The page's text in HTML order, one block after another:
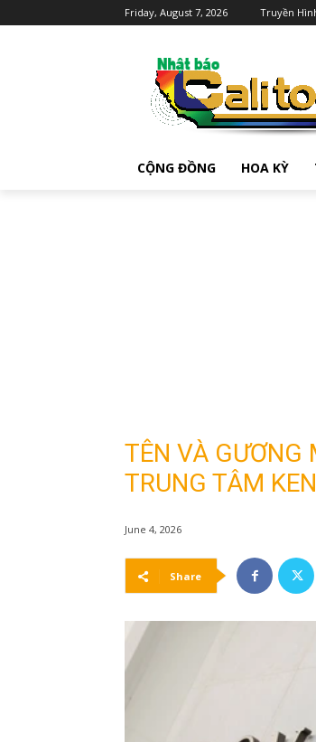
Friday, August 7, 2026 Truyền
CỘNG ĐỒNG HOA KỲ
TÊN VÀ GƯƠNG
TRUNG TÂM
June 4, 2026
Share